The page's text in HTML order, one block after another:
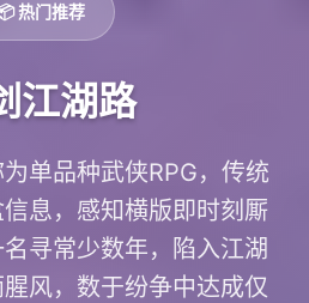
热门推荐
江湖路
为单品种武侠RPG，传统
息，感知横版即时刻厮
寻常少数年，陷入江湖
风，数于纷争中达成仅